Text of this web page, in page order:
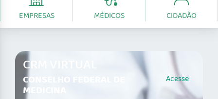
EMPRESAS MÉDICOS CIDADÃO
CRM VIRTUAL
CONSELHO FEDERAL DE
MEDICINA
Acesse